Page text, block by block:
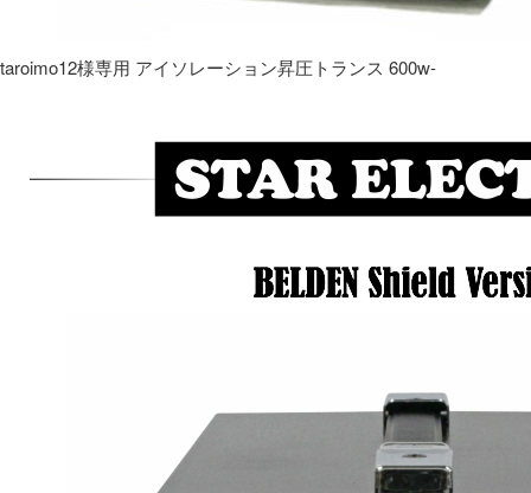
taroimo12様専用 アイソレーション昇圧トランス 600w-